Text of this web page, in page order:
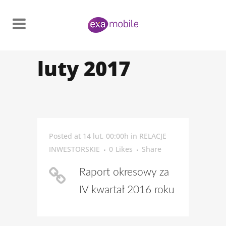
luty 2017
Posted at 14 lut, 00:00h in RELACJE
INWESTORSKIE
0 Likes Share
Raport okresowy za
IV kwartał 2016 roku